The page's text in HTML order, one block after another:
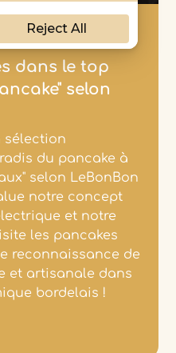
dans le top
selon
sélection
du pancake à
selon LeBonBon
notre concept
et notre
les pancakes
reconnaissance de
et artisanale dans
bordelais !